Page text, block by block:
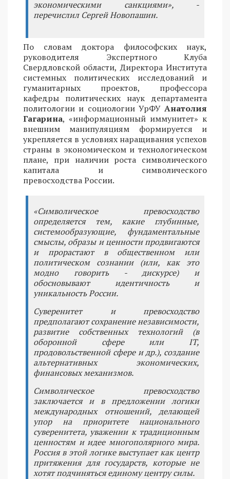
экономическими санкциями», -
перечислил Сергей Новопашин.
По словам доктора философских наук,
руководителя Экспертного Клуба
Свердловской области, Директора Института
системных политических исследований и
гуманитарных проектов, профессора
кафедры политических наук департамента
политологии и социологии УрФУ Анатолия
Гагарина, «информационный иммунитет» к
внешним манипуляциям формируется и
укрепляется в условиях наращивания успехов
страны в экономическом и технологическом
плане, при наличии роста символического
капитала и символического
превосходства России.
«Символическое превосходство
определяется тем, какие глубинные,
системообразующие, фундаментальные
смыслы, образы и ценности продвигаются
и прорастают в общественном или
политическом сознании (или, как это
модно говорить - дискурсе) и
обосновывают идентичность и
уникальность России.
Суверенитет и превосходство
предполагают сохранение независимости,
развитие собственных технологий (в
оборонной сфере или IT,
продовольственной сфере и др.), создание
альтернативных экономических,
финансовых механизмов.
Символическое превосходство
заключается и в предложении логики
международных отношений, делающей
упор на приоритете национального
суверенитета, уважении к традиционным
ценностям и идее многополярного мира.
Россия в этой логике выступает как центр
притяжения для государств, которые не
хотят подчиняться единому центру силы.